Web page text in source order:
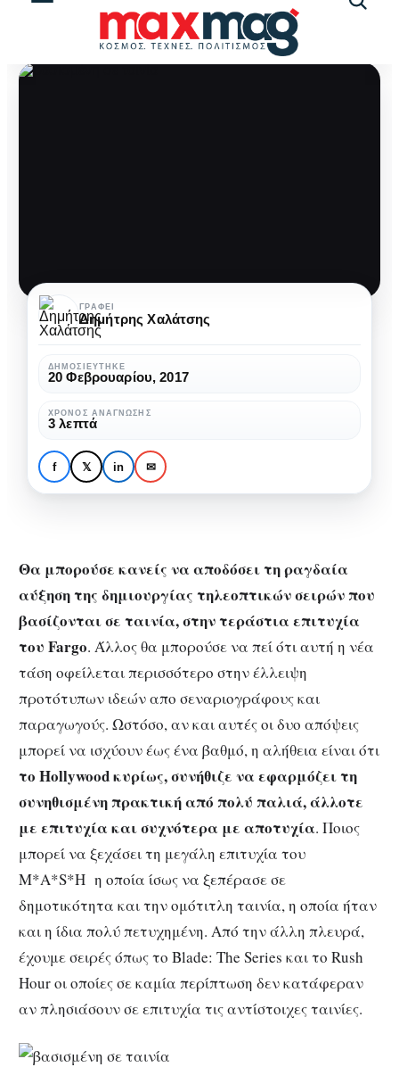
Η νέα μόδα της σειράς
βασισμένης σε ταινία
νέα
μόδα
της
σειράς
βασισμένης
σε
ταινία
ΓΡΆΦΕΙ
Δημήτρης Χαλάτσης
ΔΗΜΟΣΙΕΎΤΗΚΕ
20 Φεβρουαρίου, 2017
ΧΡΌΝΟΣ ΑΝΆΓΝΩΣΗΣ
3 λεπτά
f 𝕏 in ✉
Θα μπορούσε κανείς να αποδόσει τη ραγδαία
αύξηση της δημιουργίας τηλεοπτικών σειρών που
βασίζονται σε ταινία, στην τεράστια επιτυχία
του Fargo. Άλλος θα μπορούσε να πεί ότι αυτή η νέα
τάση οφείλεται περισσότερο στην έλλειψη
προτότυπων ιδεών απο σεναριογράφους και
παραγωγούς. Ωστόσο, αν και αυτές οι δυο απόψεις
μπορεί να ισχύουν έως ένα βαθμό, η αλήθεια είναι ότι
το Hollywood κυρίως, συνήθιζε να εφαρμόζει τη
συνηθισμένη πρακτική από πολύ παλιά, άλλοτε
με επιτυχία και συχνότερα με αποτυχία. Ποιος
μπορεί να ξεχάσει τη μεγάλη επιτυχία του
M*A*S*H η οποία ίσως να ξεπέρασε σε
δημοτικότητα και την ομότιτλη ταινία, η οποία ήταν
και η ίδια πολύ πετυχημένη. Από την άλλη πλευρά,
έχουμε σειρές όπως το Blade: The Series και το Rush
Hour οι οποίες σε καμία περίπτωση δεν κατάφεραν
αν πλησιάσουν σε επιτυχία τις αντίστοιχες ταινίες.